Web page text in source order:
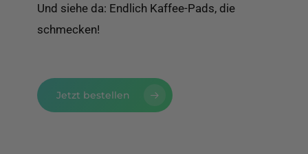
Und siehe da: Endlich Kaffee-Pads, die
schmecken!
Jetzt bestellen